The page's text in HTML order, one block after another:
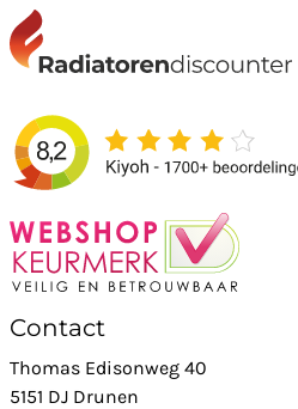
Contact
Thomas Edisonweg 40
5151 DJ Drunen